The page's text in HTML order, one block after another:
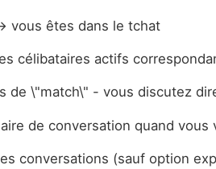
vous êtes dans le tchat
célibataires actifs
de \"match\" - vous discutez
de conversation quand vous
conversations (sauf option